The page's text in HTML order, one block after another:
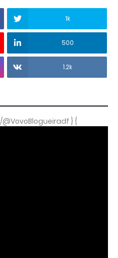
1k
500
1.2k
} {